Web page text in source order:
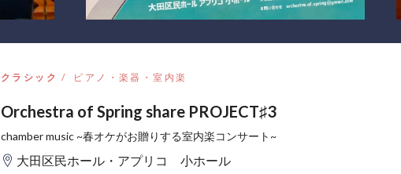
クラシック ピアノ・楽器・室内楽
Orchestra of Spring share PROJECT♯3
chamber music ~春オケがお贈りする室内楽コンサート~
大田区民ホール・アプリコ 小ホール